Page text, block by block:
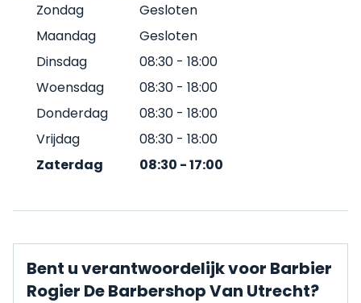
Zondag
Gesloten
Maandag
Gesloten
Dinsdag
08:30 - 18:00
Woensdag
08:30 - 18:00
Donderdag
08:30 - 18:00
Vrijdag
08:30 - 18:00
Zaterdag
08:30 -17:00
Bent u verantwoordelijk voor Barbier
Rogier De Barbershop Van Utrecht?